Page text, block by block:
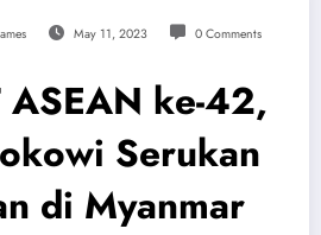
May 11, 2023 0 Comments
ASEAN ke-42,
Serukan
di Myanmar